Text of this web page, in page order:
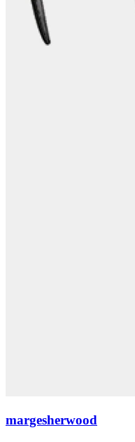
margesherwood